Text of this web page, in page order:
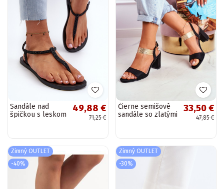
Sandále nad
špičkou s leskom
49,88 €
71,25 €
Čierne semišové
sandále so zlatými
33,50 €
47,85 €
Zimný OUTLET
-40%
Zimný OUTLET
-30%